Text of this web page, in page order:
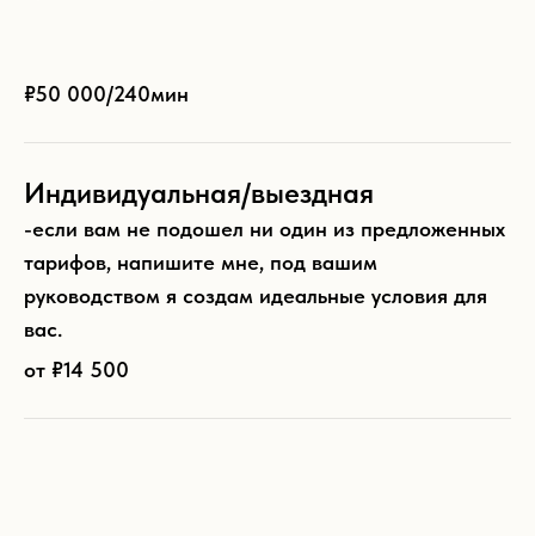
₽50 000/240мин
Индивидуальная/выездная
-если вам не подошел ни один из предложенных
тарифов, напишите мне, под вашим
руководством я создам идеальные условия для
вас.
от ₽14 500